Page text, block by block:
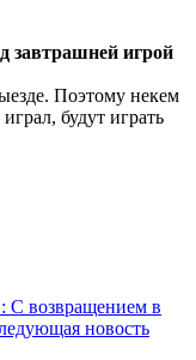
завтрашней игрой
Поэтому некем
будут играть
С возвращением в
новость